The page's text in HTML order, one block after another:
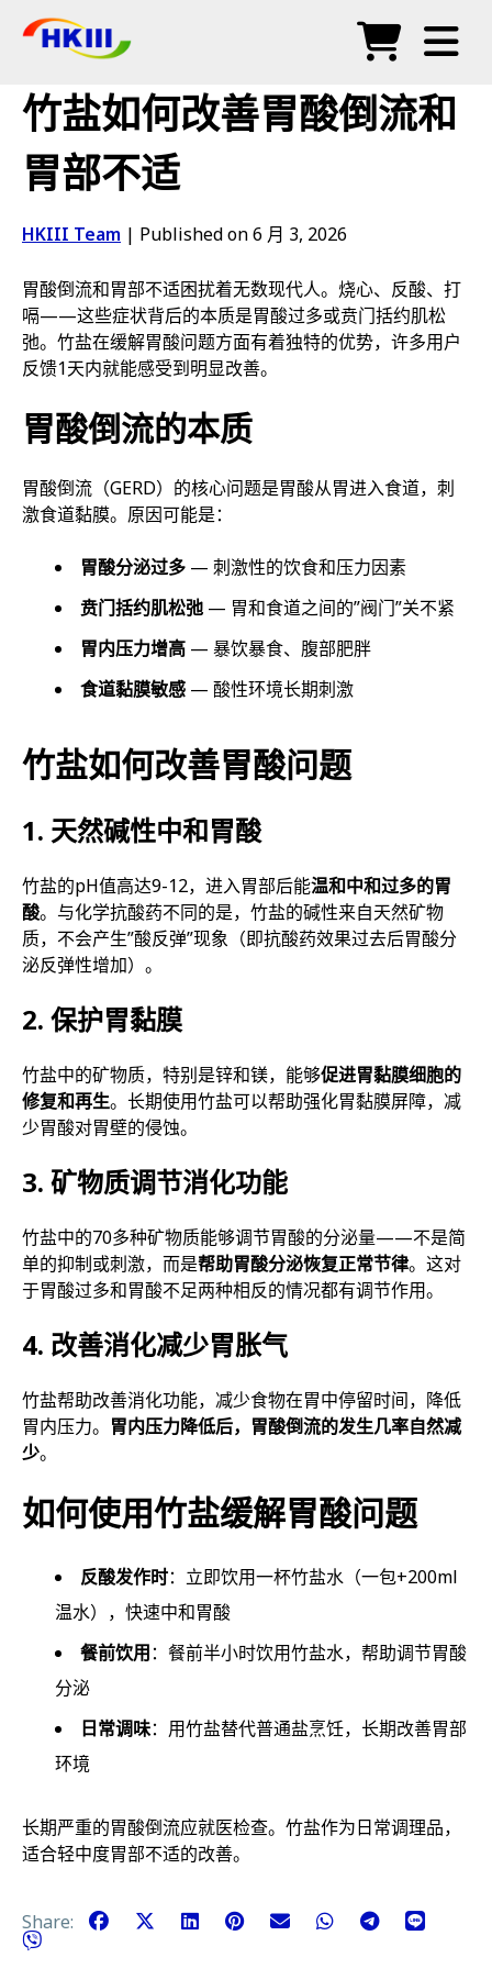
常见问题
授权代理
商店
竹盐如何改善胃酸倒流和
胃部不适
HKIII Team | Published on 6 月 3, 2026
胃酸倒流和胃部不适困扰着无数现代人。烧心、反酸、打
嗝——这些症状背后的本质是胃酸过多或贲门括约肌松
弛。竹盐在缓解胃酸问题方面有着独特的优势，许多用户
反馈1天内就能感受到明显改善。
胃酸倒流的本质
胃酸倒流（GERD）的核心问题是胃酸从胃进入食道，刺
激食道黏膜。原因可能是：
胃酸分泌过多 — 刺激性的饮食和压力因素
贲门括约肌松弛 — 胃和食道之间的”阀门”关不紧
胃内压力增高 — 暴饮暴食、腹部肥胖
食道黏膜敏感 — 酸性环境长期刺激
竹盐如何改善胃酸问题
1. 天然碱性中和胃酸
竹盐的pH值高达9-12，进入胃部后能温和中和过多的胃
酸。与化学抗酸药不同的是，竹盐的碱性来自天然矿物
质，不会产生”酸反弹”现象（即抗酸药效果过去后胃酸分
泌反弹性增加）。
2. 保护胃黏膜
竹盐中的矿物质，特别是锌和镁，能够促进胃黏膜细胞的
修复和再生。长期使用竹盐可以帮助强化胃黏膜屏障，减
少胃酸对胃壁的侵蚀。
3. 矿物质调节消化功能
竹盐中的70多种矿物质能够调节胃酸的分泌量——不是简
单的抑制或刺激，而是帮助胃酸分泌恢复正常节律。这对
于胃酸过多和胃酸不足两种相反的情况都有调节作用。
4. 改善消化减少胃胀气
竹盐帮助改善消化功能，减少食物在胃中停留时间，降低
胃内压力。 胃内压力降低后，胃酸倒流的发生几率自然减
少。
如何使用竹盐缓解胃酸问题
反酸发作时：立即饮用一杯竹盐水（一包+200ml
温水），快速中和胃酸
餐前饮用：餐前半小时饮用竹盐水，帮助调节胃酸
分泌
日常调味：用竹盐替代普通盐烹饪，长期改善胃部
环境
长期严重的胃酸倒流应就医检查。竹盐作为日常调理品，
适合轻中度胃部不适的改善。
Share: